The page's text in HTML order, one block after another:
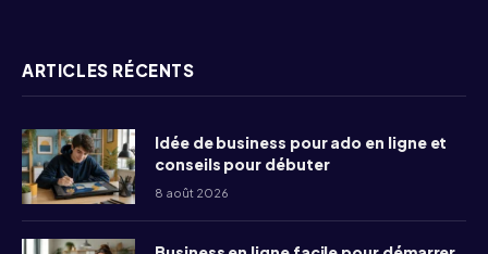
ARTICLES RÉCENTS
Idée de business pour ado en ligne et
conseils pour débuter
8 août 2026